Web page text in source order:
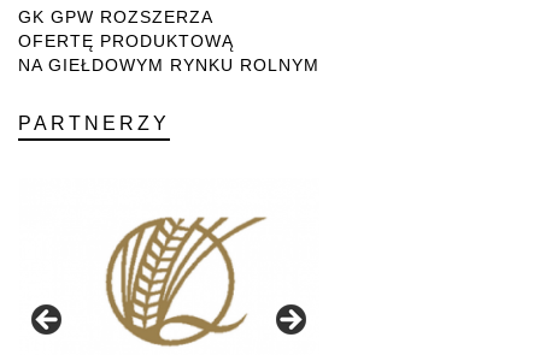
GK GPW ROZSZERZA
OFERTĘ PRODUKTOWĄ
NA GIEŁDOWYM RYNKU ROLNYM
PARTNERZY